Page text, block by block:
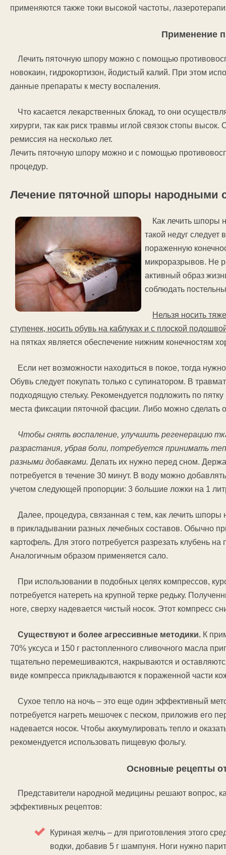
применяются также токи высокой частоты,
Применение
Лечить пяточную шпору можно с помощью
новокаин, гидрокортизон, йодистый калий. При этом
данные препараты к месту воспаления.
Что касается лекарственных блокад, то они
хирурги, так как риск травмы иглой связок стопы
ремиссия на несколько лет.
Лечить пяточную шпору можно и с помощью
процедур.
Лечение пяточной шпоры народными
Как лечить шпоры
такой недуг следует
пораженную
микроразрывов. Не
активный образ
соблюдать
Нельзя носить
ступенек, носить обувь на каблуках и с плоской
на пятках является обеспечение нижним конечностям
Если нет возможности находиться в покое, тогда
Обувь следует покупать только с супинатором. В
подходящую стельку. Рекомендуется подложить по
места фиксации пяточной фасции. Либо можно сделать
Чтобы снять воспаление, улучшить регенерацию
разрастания, убрав боли, потребуется принимать
разными добавками. Делать их нужно перед сном.
потребуется в течение 30 минут. В воду можно
учетом следующей пропорции: 3 большие ложки на 1
Далее, процедура, связанная с тем, как лечить шпоры
в прикладывании разных лечебных составов. Обычно
картофель. Для этого потребуется разрезать клубень
Аналогичным образом применяется сало.
При использовании в подобных целях компрессов,
потребуется натереть на крупной терке редьку.
ноге, сверху надевается чистый носок. Этот компресс
Существуют и более агрессивные методики. К
70% уксуса и 150 г растопленного сливочного масла
тщательно перемешиваются, накрываются и
виде компресса прикладываются к пораженной части
Сухое тепло на ночь – это еще один эффективный
потребуется нагреть мешочек с песком, приложив его
надевается носок. Чтобы аккумулировать тепло и
рекомендуется использовать пищевую фольгу.
Основные рецепты
Представители народной медицины решают вопрос,
эффективных рецептов:
Куриная желчь – для приготовления этого
водки, добавив 5 г шампуня. Ноги нужно